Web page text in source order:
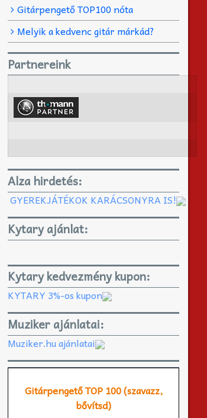
Gitárpengető TOP100 nóta
Melyik a kedvenc gitár márkád?
Partnereink
Alza hirdetés:
GYEREKJÁTÉKOK KARÁCSONYRA IS!
Kytary ajánlat:
Kytary kedvezmény kupon:
KYTARY 3%-os kupon
Muziker ajánlatai:
Muziker.hu ajánlatai
Gitárpengető TOP 100 (szavazz,
bővítsd)